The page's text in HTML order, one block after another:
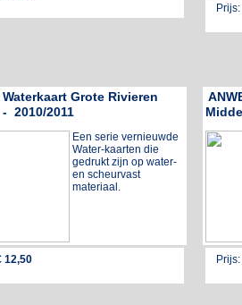
Prijs:
Waterkaart Grote Rivieren
2010/2011
Een serie vernieuwde
Water-kaarten die
gedrukt zijn op water-
en scheurvast
materiaal.
12,50 Prijs: